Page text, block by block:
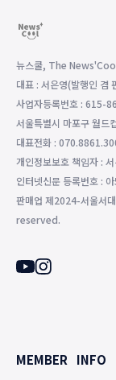
뉴스쿨, The
대표 : 서은영(발행인 겸
사업자등록번호 : 615-
서울특별시 마포구 월드
대표전화 :
개인정보보호 책임자 :
인터넷신문 등록번호 :
판매업 제2024-서울
reserved.
MEMBER INFO